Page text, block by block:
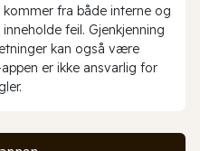
fra både interne og
feil. Gjenkjenning
kan også være
er ikke ansvarlig for